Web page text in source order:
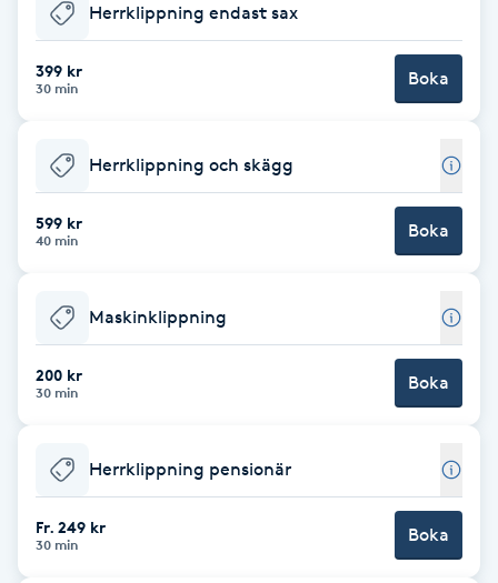
BIAB
Blowout
Brynfärgning
Brynplockning
Bröllopsuppsättning
C
Celluliter
Coachning
Herrklippning endast sax
399 kr
30 min Boka
Herrklippning och skägg
599 kr
40 min Boka
Maskinklippning
200 kr
30 min Boka
Herrklippning pensionär
Fr. 249 kr
30 min Boka